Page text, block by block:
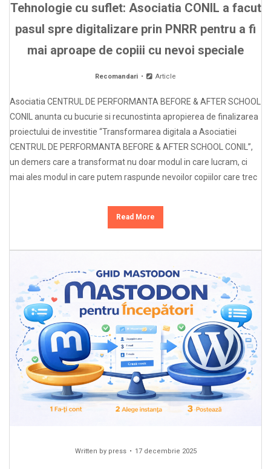
Tehnologie cu suflet: Asociatia CONIL a facut
pasul spre digitalizare prin PNRR pentru a fi
mai aproape de copiii cu nevoi speciale
Recomandari Article
Asociatia CENTRUL DE PERFORMANTA BEFORE & AFTER SCHOOL
CONIL anunta cu bucurie si recunostinta apropierea de finalizarea
proiectului de investitie “Transformarea digitala a Asociatiei
CENTRUL DE PERFORMANTA BEFORE & AFTER SCHOOL CONIL”,
un demers care a transformat nu doar modul in care lucram, ci
mai ales modul in care putem raspunde nevoilor copiilor care trec
Read More
Written by press 17 decembrie 2025